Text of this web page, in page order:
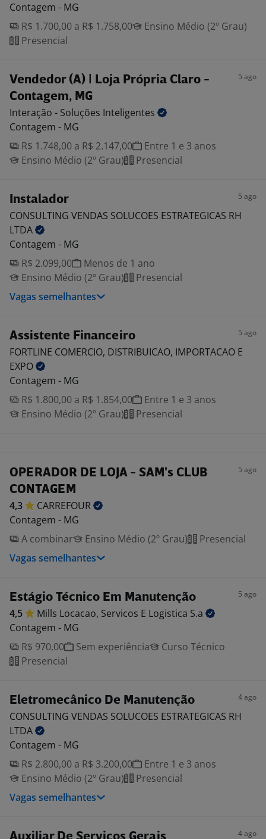
Contagem - MG
R$ 1.700,00 a R$ 1.758,00
Ensino Médio (2º Grau)
Presencial
Vendedor (A) | Loja Própria Claro -
Contagem, MG
5 ago
Interação - Soluções Inteligentes
Contagem - MG
R$ 1.748,00 a R$ 2.147,00
Entre 1 e 3 anos
Ensino Médio (2º Grau)
Presencial
Instalador 5 ago
CONSULTING VENDAS SOLUCOES ESTRATEGICAS RH
LTDA
Contagem - MG
R$ 2.099,00
Menos de 1 ano
Ensino Médio (2º Grau)
Presencial
Vagas semelhantes
Assistente Financeiro 5 ago
FORTLINE COMERCIO, DISTRIBUICAO, IMPORTACAO E
EXPO
Contagem - MG
R$ 1.800,00 a R$ 1.854,00
Entre 1 e 3 anos
Ensino Médio (2º Grau)
Presencial
OPERADOR DE LOJA - SAM's CLUB
CONTAGEM
5 ago
4,3
CARREFOUR
Contagem - MG
A combinar
Ensino Médio (2º Grau)
Presencial
Vagas semelhantes
Estágio Técnico Em Manutenção 5 ago
4,5 Mills Locacao, Servicos E Logistica S.a
Contagem - MG
R$ 970,00
Sem experiência
Curso Técnico
Presencial
Eletromecânico De Manutenção 4 ago
CONSULTING VENDAS SOLUCOES ESTRATEGICAS RH
LTDA
Contagem - MG
R$ 2.800,00 a R$ 3.200,00
Entre 1 e 3 anos
Ensino Médio (2º Grau)
Presencial
Vagas semelhantes
4 ago